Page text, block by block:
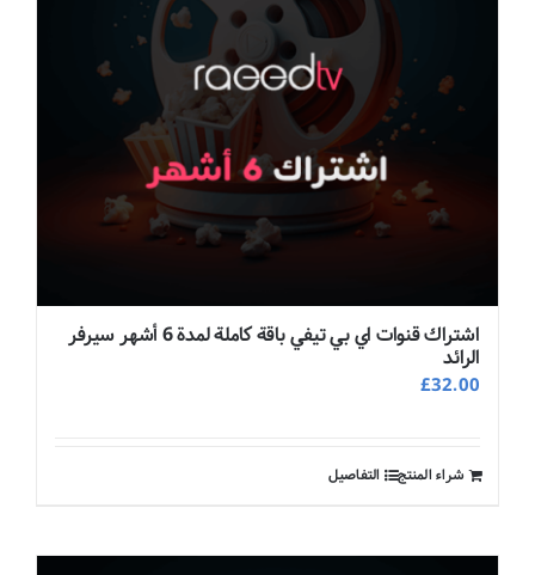
اشتراك قنوات اي بي تيفي باقة كاملة لمدة 6 أشهر سيرفر
الرائد
£32.00
شراء المنتج التفاصيل